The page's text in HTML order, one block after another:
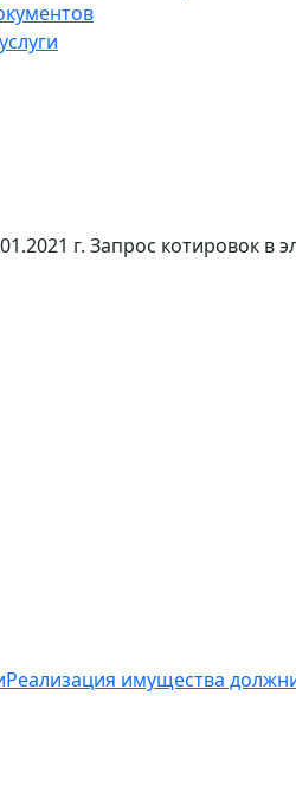
г. Запрос котировок
Реализация имущества